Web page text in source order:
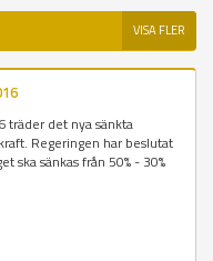
VISA FLER
träder det nya sänkta
Regeringen har beslutat
ska sänkas från 50% - 30%